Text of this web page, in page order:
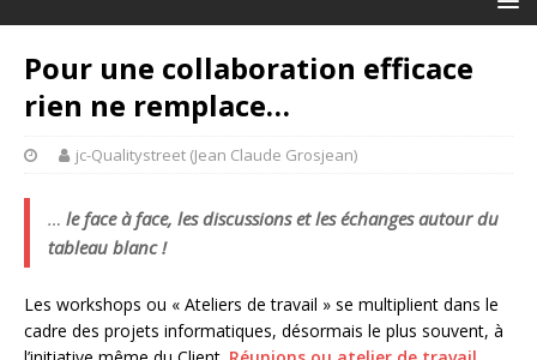
Pour une collaboration efficace
rien ne remplace…
jc-Qualitystreet (Jean Claude Grosjean)
… le face à face, les discussions et les échanges autour du
tableau blanc !
Les workshops ou « Ateliers de travail » se multiplient dans le
cadre des projets informatiques, désormais le plus souvent, à